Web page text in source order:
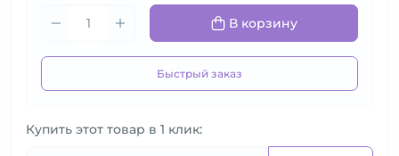
В корзину
Быстрый заказ
Купить этот товар в 1 клик: